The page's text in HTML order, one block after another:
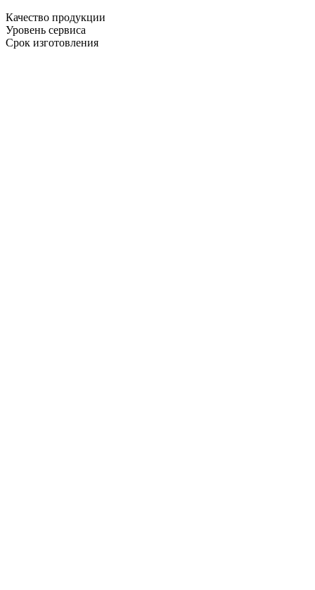
Качество продукции
Уровень сервиса
Срок изготовления